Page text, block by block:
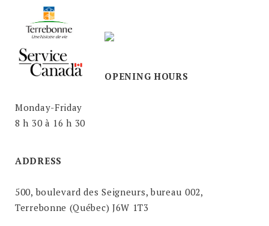
OPENING HOURS
Monday-Friday
8 h 30 à 16 h 30
ADDRESS
500, boulevard des Seigneurs, bureau 002,
Terrebonne (Québec) J6W 1T3